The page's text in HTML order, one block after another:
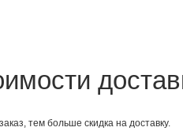
тем больше скидка на доставку.